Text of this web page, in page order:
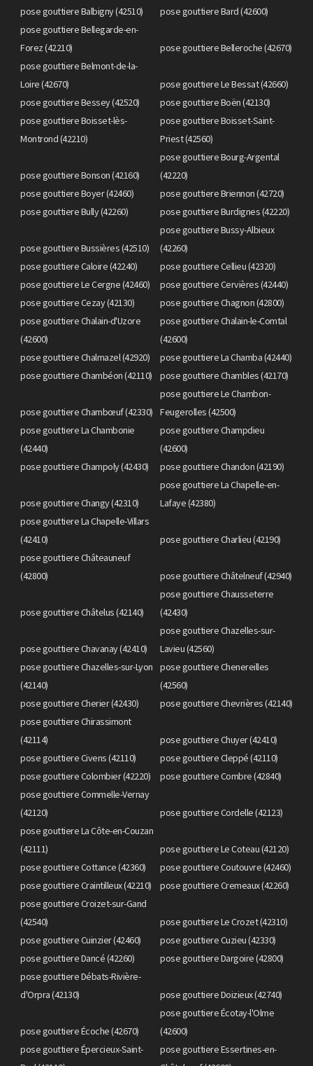
pose gouttiere Balbigny (42510)
pose gouttiere Bard (42600)
pose gouttiere Bellegarde-en-
Forez (42210)
pose gouttiere Belleroche (42670)
pose gouttiere Belmont-de-la-
Loire (42670)
pose gouttiere Le Bessat (42660)
pose gouttiere Bessey (42520)
pose gouttiere Boën (42130)
pose gouttiere Boisset-lès-
Montrond (42210)
pose gouttiere Boisset-Saint-
Priest (42560)
pose gouttiere Bonson (42160)
pose gouttiere Bourg-Argental
(42220)
pose gouttiere Boyer (42460)
pose gouttiere Briennon (42720)
pose gouttiere Bully (42260)
pose gouttiere Burdignes (42220)
pose gouttiere Bussières (42510)
pose gouttiere Bussy-Albieux
(42260)
pose gouttiere Caloire (42240)
pose gouttiere Cellieu (42320)
pose gouttiere Le Cergne (42460)
pose gouttiere Cervières (42440)
pose gouttiere Cezay (42130)
pose gouttiere Chagnon (42800)
pose gouttiere Chalain-d'Uzore
(42600)
pose gouttiere Chalain-le-Comtal
(42600)
pose gouttiere Chalmazel (42920)
pose gouttiere La Chamba (42440)
pose gouttiere Chambéon (42110)
pose gouttiere Chambles (42170)
pose gouttiere Chambœuf (42330)
pose gouttiere Le Chambon-
Feugerolles (42500)
pose gouttiere La Chambonie
(42440)
pose gouttiere Champdieu
(42600)
pose gouttiere Champoly (42430)
pose gouttiere Chandon (42190)
pose gouttiere Changy (42310)
pose gouttiere La Chapelle-en-
Lafaye (42380)
pose gouttiere La Chapelle-Villars
(42410)
pose gouttiere Charlieu (42190)
pose gouttiere Châteauneuf
(42800)
pose gouttiere Châtelneuf (42940)
pose gouttiere Châtelus (42140)
pose gouttiere Chausseterre
(42430)
pose gouttiere Chavanay (42410)
pose gouttiere Chazelles-sur-
Lavieu (42560)
pose gouttiere Chazelles-sur-Lyon
(42140)
pose gouttiere Chenereilles
(42560)
pose gouttiere Cherier (42430)
pose gouttiere Chevrières (42140)
pose gouttiere Chirassimont
(42114)
pose gouttiere Chuyer (42410)
pose gouttiere Civens (42110)
pose gouttiere Cleppé (42110)
pose gouttiere Colombier (42220)
pose gouttiere Combre (42840)
pose gouttiere Commelle-Vernay
(42120)
pose gouttiere Cordelle (42123)
pose gouttiere La Côte-en-Couzan
(42111)
pose gouttiere Le Coteau (42120)
pose gouttiere Cottance (42360)
pose gouttiere Coutouvre (42460)
pose gouttiere Craintilleux (42210)
pose gouttiere Cremeaux (42260)
pose gouttiere Croizet-sur-Gand
(42540)
pose gouttiere Le Crozet (42310)
pose gouttiere Cuinzier (42460)
pose gouttiere Cuzieu (42330)
pose gouttiere Dancé (42260)
pose gouttiere Dargoire (42800)
pose gouttiere Débats-Rivière-
d'Orpra (42130)
pose gouttiere Doizieux (42740)
pose gouttiere Écoche (42670)
pose gouttiere Écotay-l'Olme
(42600)
pose gouttiere Épercieux-Saint-
pose gouttiere Essertines-en-